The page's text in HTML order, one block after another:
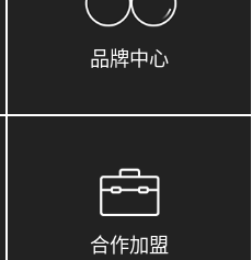
品牌中心
合作加盟